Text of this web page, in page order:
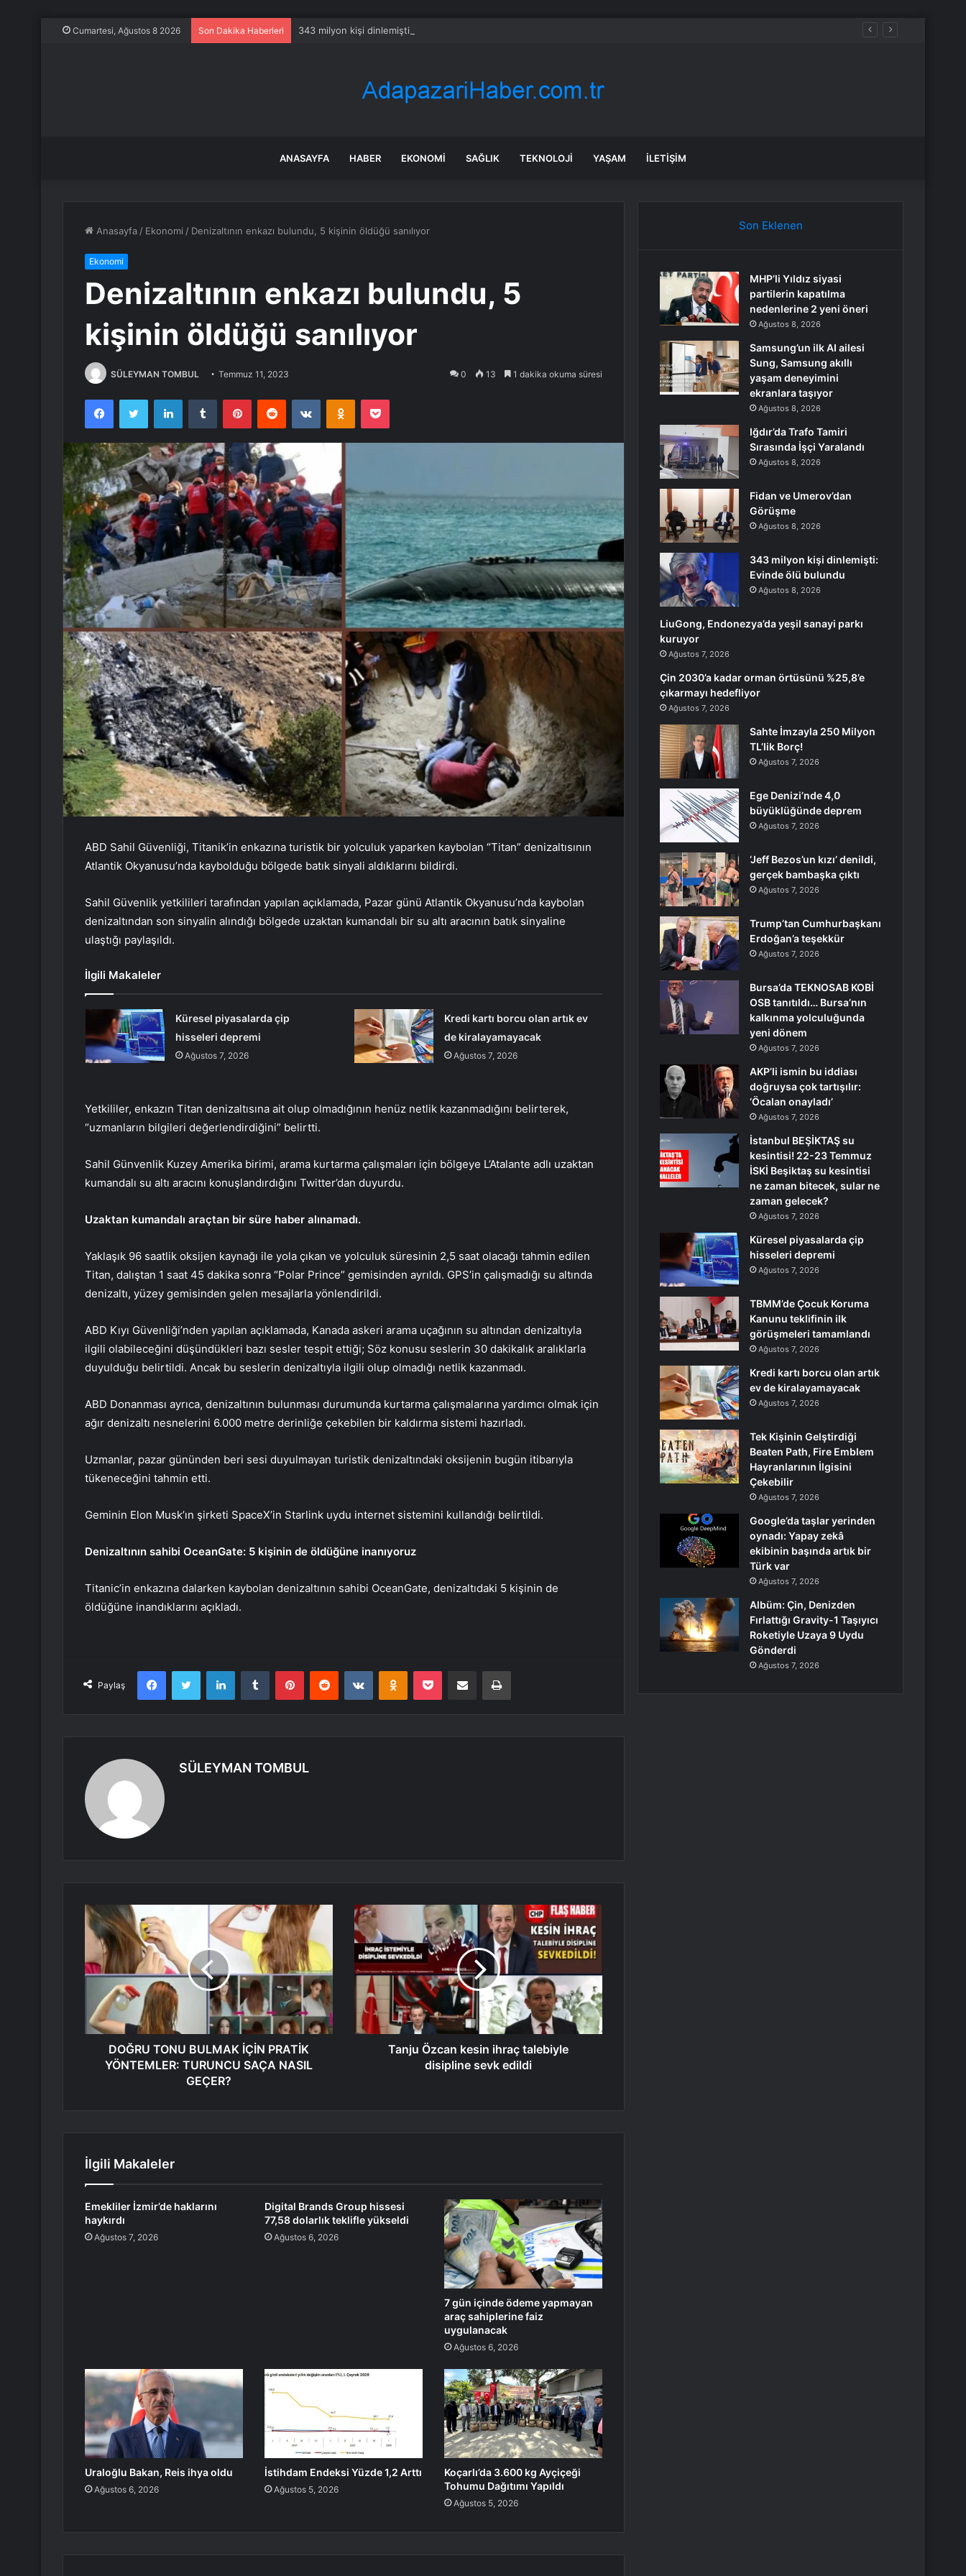
Cumartesi, Ağustos 8 2026 Son Dakika Haberleri 343 milyon kişi dinlemişti: Evinde ölü bulundu
ANASAYFA HABER EKONOMI SAĞLIK TEKNOLOJI YAŞAM İLETIŞIM
Anasayfa / Ekonomi / Denizaltının enkazı bulundu, 5 kişinin öldüğü sanılıyor
Ekonomi
Denizaltının enkazı bulundu, 5
kişinin öldüğü sanılıyor
SÜLEYMAN TOMBUL Temmuz 11, 2023 0 13 1 dakika okuma süresi
FacebookTwitter LinkedInTumblr PinterestReddit VKontakteOdnoklassniki
Pocket
ABD Sahil Güvenliği, Titanik’in enkazına turistik bir yolculuk yaparken kaybolan “Titan” denizaltısının
Atlantik Okyanusu’nda kaybolduğu bölgede batık sinyali aldıklarını bildirdi.
Sahil Güvenlik yetkilileri tarafından yapılan açıklamada, Pazar günü Atlantik Okyanusu’nda kaybolan
denizaltından son sinyalin alındığı bölgede uzaktan kumandalı bir su altı aracının batık sinyaline
ulaştığı paylaşıldı.
İlgili Makaleler
Küresel piyasalarda çip
hisseleri depremi
Ağustos 7, 2026
Kredi kartı borcu olan artık ev
de kiralayamayacak
Ağustos 7, 2026
Yetkililer, enkazın Titan denizaltısına ait olup olmadığının henüz netlik kazanmadığını belirterek,
“uzmanların bilgileri değerlendirdiğini” belirtti.
Sahil Günvenlik Kuzey Amerika birimi, arama kurtarma çalışmaları için bölgeye L’Atalante adlı uzaktan
kumandalı su altı aracını konuşlandırdığını Twitter’dan duyurdu.
Uzaktan kumandalı araçtan bir süre haber alınamadı.
Yaklaşık 96 saatlik oksijen kaynağı ile yola çıkan ve yolculuk süresinin 2,5 saat olacağı tahmin edilen
Titan, dalıştan 1 saat 45 dakika sonra “Polar Prince” gemisinden ayrıldı. GPS’in çalışmadığı su altında
denizaltı, yüzey gemisinden gelen mesajlarla yönlendirildi.
ABD Kıyı Güvenliği’nden yapılan açıklamada, Kanada askeri arama uçağının su altından denizaltıyla
ilgili olabileceğini düşündükleri bazı sesler tespit ettiği; Söz konusu seslerin 30 dakikalık aralıklarla
duyulduğu belirtildi. Ancak bu seslerin denizaltıyla ilgili olup olmadığı netlik kazanmadı.
ABD Donanması ayrıca, denizaltının bulunması durumunda kurtarma çalışmalarına yardımcı olmak için
ağır denizaltı nesnelerini 6.000 metre derinliğe çekebilen bir kaldırma sistemi hazırladı.
Uzmanlar, pazar gününden beri sesi duyulmayan turistik denizaltındaki oksijenin bugün itibarıyla
tükeneceğini tahmin etti.
Geminin Elon Musk’ın şirketi SpaceX’in Starlink uydu internet sistemini kullandığı belirtildi.
Denizaltının sahibi OceanGate: 5 kişinin de öldüğüne inanıyoruz
Titanic’in enkazına dalarken kaybolan denizaltının sahibi OceanGate, denizaltıdaki 5 kişinin de
öldüğüne inandıklarını açıkladı.
Paylaş
FacebookTwitter LinkedInTumblr PinterestReddit VKontakteOdnoklassniki
Pocket E-Posta ile paylaş Yazdır
SÜLEYMAN TOMBUL
DOĞRU TONU BULMAK İÇİN PRATİK
YÖNTEMLER: TURUNCU SAÇA NASIL
GEÇER?
Tanju Özcan kesin ihraç talebiyle
disipline sevk edildi
İlgili Makaleler
Emekliler İzmir’de haklarını
haykırdı
Ağustos 7, 2026
Digital Brands Group hissesi
77,58 dolarlık teklifle yükseldi
Ağustos 6, 2026
7 gün içinde ödeme yapmayan
araç sahiplerine faiz
uygulanacak
Ağustos 6, 2026
Uraloğlu Bakan, Reis ihya oldu
Ağustos 6, 2026
İstihdam Endeksi Yüzde 1,2 Arttı
Ağustos 5, 2026
Koçarlı’da 3.600 kg Ayçiçeği
Tohumu Dağıtımı Yapıldı
Ağustos 5, 2026
Son Eklenen
MHP’li Yıldız siyasi
partilerin kapatılma
nedenlerine 2 yeni öneri
Ağustos 8, 2026
Samsung’un ilk AI ailesi
Sung, Samsung akıllı
yaşam deneyimini
ekranlara taşıyor
Ağustos 8, 2026
Iğdır’da Trafo Tamiri
Sırasında İşçi Yaralandı
Ağustos 8, 2026
Fidan ve Umerov’dan
Görüşme
Ağustos 8, 2026
343 milyon kişi dinlemişti:
Evinde ölü bulundu
Ağustos 8, 2026
LiuGong, Endonezya’da yeşil sanayi parkı
kuruyor
Ağustos 7, 2026
Çin 2030’a kadar orman örtüsünü %25,8’e
çıkarmayı hedefliyor
Ağustos 7, 2026
Sahte İmzayla 250 Milyon
TL’lik Borç!
Ağustos 7, 2026
Ege Denizi’nde 4,0
büyüklüğünde deprem
Ağustos 7, 2026
‘Jeff Bezos’un kızı’ denildi,
gerçek bambaşka çıktı
Ağustos 7, 2026
Trump’tan Cumhurbaşkanı
Erdoğan’a teşekkür
Ağustos 7, 2026
Bursa’da TEKNOSAB KOBİ
OSB tanıtıldı… Bursa’nın
kalkınma yolculuğunda
yeni dönem
Ağustos 7, 2026
AKP’li ismin bu iddiası
doğruysa çok tartışılır:
‘Öcalan onayladı’
Ağustos 7, 2026
İstanbul BEŞİKTAŞ su
kesintisi! 22-23 Temmuz
İSKİ Beşiktaş su kesintisi
ne zaman bitecek, sular ne
zaman gelecek?
Ağustos 7, 2026
Küresel piyasalarda çip
hisseleri depremi
Ağustos 7, 2026
TBMM’de Çocuk Koruma
Kanunu teklifinin ilk
görüşmeleri tamamlandı
Ağustos 7, 2026
Kredi kartı borcu olan artık
ev de kiralayamayacak
Ağustos 7, 2026
Tek Kişinin Gelştirdiği
Beaten Path, Fire Emblem
Hayranlarının İlgisini
Çekebilir
Ağustos 7, 2026
Google’da taşlar yerinden
oynadı: Yapay zekâ
ekibinin başında artık bir
Türk var
Ağustos 7, 2026
Albüm: Çin, Denizden
Fırlattığı Gravity-1 Taşıyıcı
Roketiyle Uzaya 9 Uydu
Gönderdi
Ağustos 7, 2026